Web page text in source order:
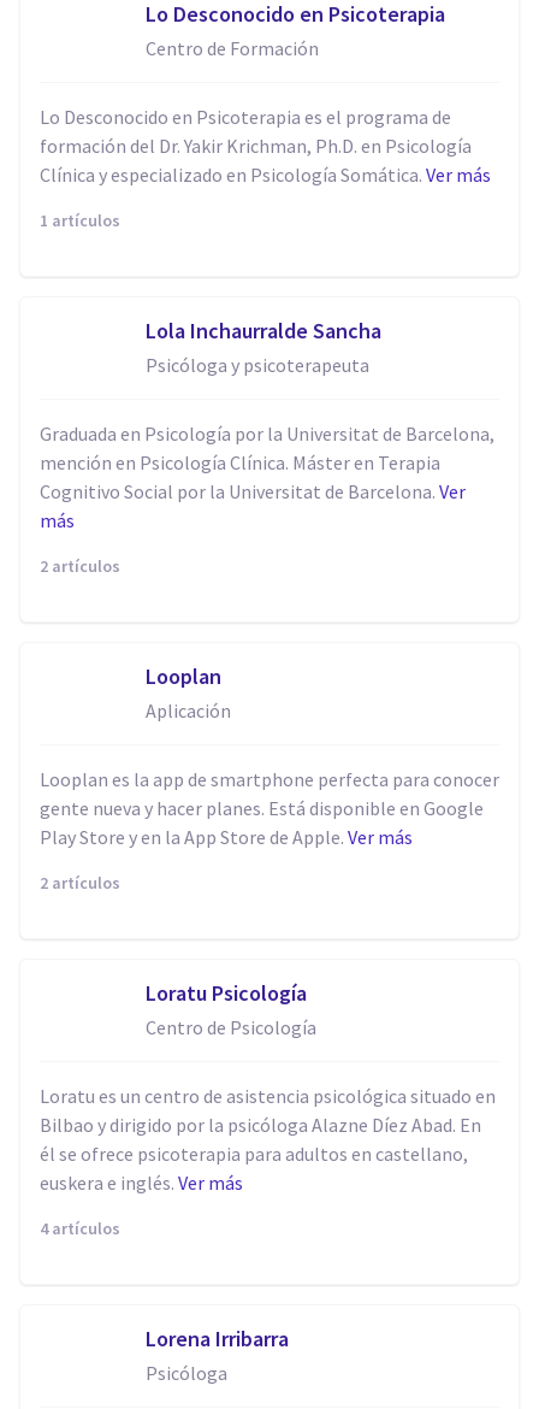
Lo Desconocido en Psicoterapia
Centro de Formación
Lo Desconocido en Psicoterapia es el programa de
formación del Dr. Yakir Krichman, Ph.D. en Psicología
Clínica y especializado en Psicología Somática. Ver más
1 artículos
​Lola Inchaurralde Sancha
Psicóloga y psicoterapeuta
Graduada en Psicología por la Universitat de Barcelona,
mención en Psicología Clínica. Máster en Terapia
Cognitivo Social por la Universitat de Barcelona. Ver
más
2 artículos
Looplan
Aplicación
Looplan es la app de smartphone perfecta para conocer
gente nueva y hacer planes. Está disponible en Google
Play Store y en la App Store de Apple. Ver más
2 artículos
Loratu Psicología
Centro de Psicología
Loratu es un centro de asistencia psicológica situado en
Bilbao y dirigido por la psicóloga Alazne Díez Abad. En
él se ofrece psicoterapia para adultos en castellano,
euskera e inglés. Ver más
4 artículos
Lorena Irribarra
Psicóloga